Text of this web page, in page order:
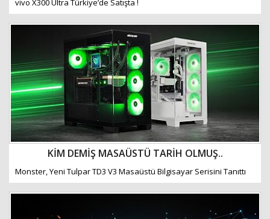
vivo X300 Ultra Türkiye’de Satışta !
KİM DEMİŞ MASAÜSTÜ TARİH OLMUŞ..
Monster, Yeni Tulpar TD3 V3 Masaüstü Bilgisayar Serisini Tanıttı